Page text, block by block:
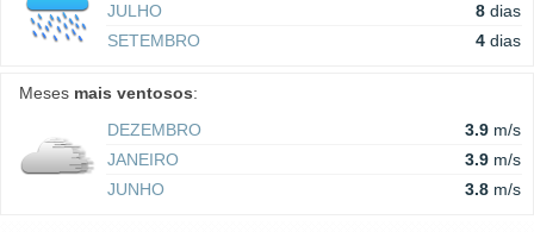
JULHO
8 dias
SETEMBRO
4 dias
Meses mais ventosos:
DEZEMBRO
3.9 m/s
JANEIRO
3.9 m/s
JUNHO
3.8 m/s